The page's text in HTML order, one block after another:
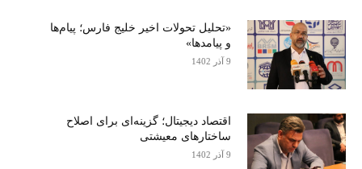
«تحلیل تحولات اخیر خلیج فارس؛ پیام‌ها
و پیامدها»
9 آذر 1402
اقتصاد دیجیتال؛ گزینه‌ای برای اصلاح
ساختارهای معیشتی
9 آذر 1402